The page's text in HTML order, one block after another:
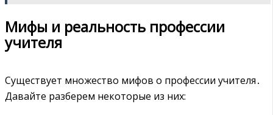
Мифы и реальность профессии
учителя
Существует множество мифов о профессии учителя․
Давайте разберем некоторые из них: